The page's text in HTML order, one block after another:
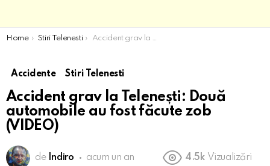
You are here:
Home Stiri Telenesti Accident grav la Telenești: Două automobile au fost făcute zob (VIDEO)
Accidente Stiri Telenesti
Accident grav la Telenești: Două
automobile au fost făcute zob
(VIDEO)
de Indiro acum un an 4.5k Vizualizări